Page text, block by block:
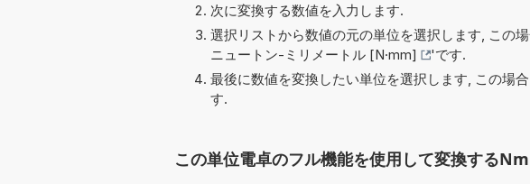
次に変換する数値を入力します.
選択リストから数値の元の単位を選択します, この
ニュートン-ミリメートル [N·mm]
'です.
最後に数値を変換したい単位を選択します, この場
す.
この単位電卓のフル機能を使用して変換する